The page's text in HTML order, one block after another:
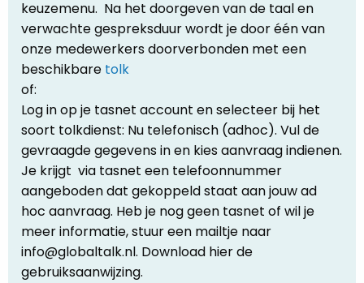
keuzemenu. Na het doorgeven van de taal en
verwachte gespreksduur wordt je door één van
onze medewerkers doorverbonden met een
beschikbare tolk
of:
Log in op je tasnet account en selecteer bij het
soort tolkdienst: Nu telefonisch (adhoc). Vul de
gevraagde gegevens in en kies aanvraag indienen.
Je krijgt via tasnet een telefoonnummer
aangeboden dat gekoppeld staat aan jouw ad
hoc aanvraag. Heb je nog geen tasnet of wil je
meer informatie, stuur een mailtje naar
info@globaltalk.nl. Download hier de
gebruiksaanwijzing.